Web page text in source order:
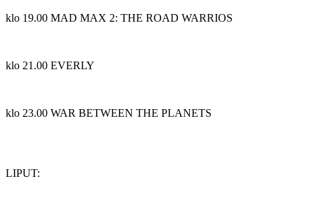
klo 19.00 MAD MAX 2: THE ROAD WARRIOS
klo 21.00 EVERLY
klo 23.00 WAR BETWEEN THE PLANETS
LIPUT: